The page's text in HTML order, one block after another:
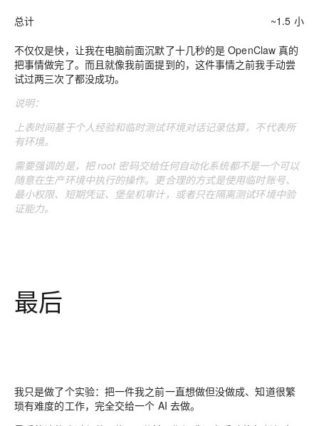
总计 ~1.5 小时
不仅仅是快，让我在电脑前面沉默了十几秒的是 OpenClaw 真的
把事情做完了。而且就像我前面提到的，这件事情之前我手动尝
试过两三次了都没成功。
说明：
上表时间基于个人经验和临时测试环境对话记录估算，不代表所
有环境。
需要强调的是，把 root 密码交给任何自动化系统都不是一个可以
随意在生产环境中执行的操作。更合理的方式是使用临时账号、
最小权限、短期凭证、堡垒机审计，或者只在隔离测试环境中验
证能力。
最后
我只是做了个实验：把一件我之前一直想做但没做成、知道很繁
琐有难度的工作，完全交给一个 AI 去做。